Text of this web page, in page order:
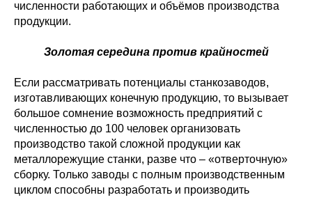
численности работающих и объёмов производства
продукции.
Золотая середина против крайностей
Если рассматривать потенциалы станкозаводов,
изготавливающих конечную продукцию, то вызывает
большое сомнение возможность предприятий с
численностью до 100 человек организовать
производство такой сложной продукции как
металлорежущие станки, разве что – «отверточную»
сборку. Только заводы с полным производственным
циклом способны разработать и производить